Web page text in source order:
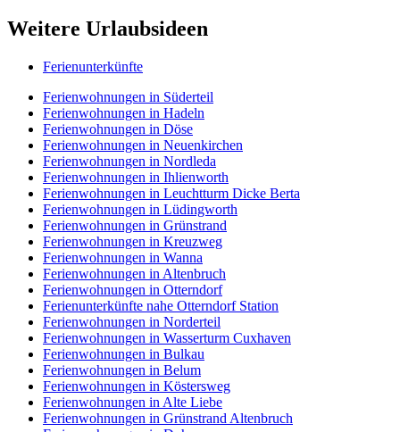
Weitere Urlaubsideen
Ferienunterkünfte
Ferienwohnungen in Süderteil
Ferienwohnungen in Hadeln
Ferienwohnungen in Döse
Ferienwohnungen in Neuenkirchen
Ferienwohnungen in Nordleda
Ferienwohnungen in Ihlienworth
Ferienwohnungen in Leuchtturm Dicke Berta
Ferienwohnungen in Lüdingworth
Ferienwohnungen in Grünstrand
Ferienwohnungen in Kreuzweg
Ferienwohnungen in Wanna
Ferienwohnungen in Altenbruch
Ferienwohnungen in Otterndorf
Ferienunterkünfte nahe Otterndorf Station
Ferienwohnungen in Norderteil
Ferienwohnungen in Wasserturm Cuxhaven
Ferienwohnungen in Bulkau
Ferienwohnungen in Belum
Ferienwohnungen in Köstersweg
Ferienwohnungen in Alte Liebe
Ferienwohnungen in Grünstrand Altenbruch